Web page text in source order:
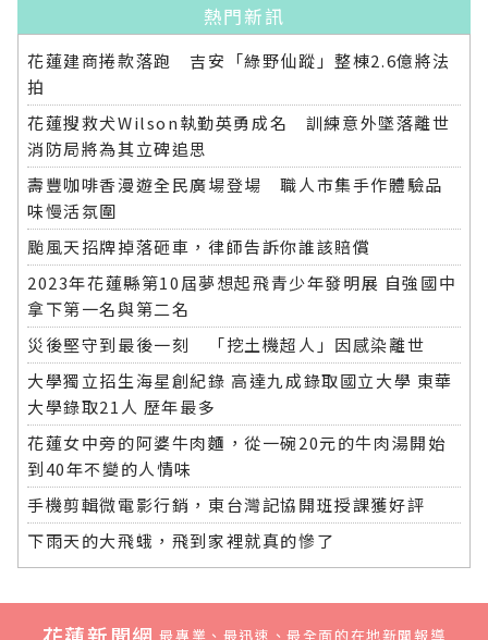
熱門新訊
花蓮建商捲款落跑 吉安「綠野仙蹤」整棟2.6億將法
拍
花蓮搜救犬Wilson執勤英勇成名 訓練意外墜落離世
消防局將為其立碑追思
壽豐咖啡香漫遊全民廣場登場 職人市集手作體驗品
味慢活氛圍
颱風天招牌掉落砸車，律師告訴你誰該賠償
2023年花蓮縣第10屆夢想起飛青少年發明展 自強國中
拿下第一名與第二名
災後堅守到最後一刻 「挖土機超人」因感染離世
大學獨立招生海星創紀錄 高達九成錄取國立大學 東華
大學錄取21人 歷年最多
花蓮女中旁的阿婆牛肉麵，從一碗20元的牛肉湯開始
到40年不變的人情味
手機剪輯微電影行銷，東台灣記協開班授課獲好評
下雨天的大飛蛾，飛到家裡就真的慘了
最專業、最迅速、最全面的在地新聞報導